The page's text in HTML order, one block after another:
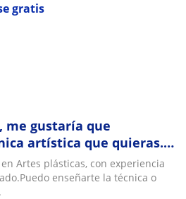
gratis
me gustaría que
artística que quieras.
Artes plásticas, con experiencia
enseñarte la técnica o